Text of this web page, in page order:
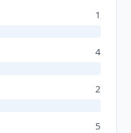
1
4
2
5